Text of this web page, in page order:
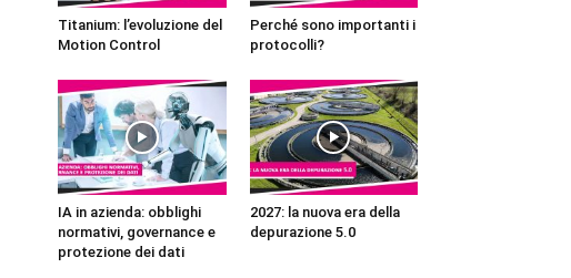
Titanium: l’evoluzione del
Motion Control
Perché sono importanti i
protocolli?
IA in azienda: obblighi
normativi, governance e
protezione dei dati
2027: la nuova era della
depurazione 5.0